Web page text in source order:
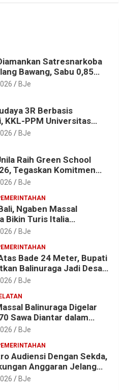
Satresnarkoba
Bawang, Sabu 0,85
Hisap Disita
BJe
3R Berbasis
KKL-PPM Universitas
Kenalkan AI Barcode
BJe
Raih Green School
Tegaskan Komitmen
Ramah
BJe
Ngaben Massal
Bikin Turis Italia
Puluhan Ribu Orang Ikut
BJe
Bade 24 Meter, Bupati
Balinuraga Jadi Desa
2027
BJe
Balinuraga Digelar
Sawa Diantar dalam
yang Gerakkan Ekonomi
BJe
Audiensi Dengan Sekda,
Anggaran Jelang
BJe